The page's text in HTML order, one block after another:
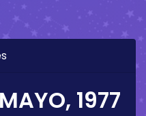
1977